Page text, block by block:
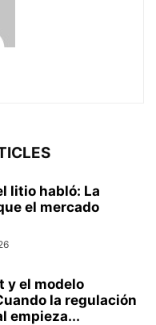
litio habló: La
el mercado
y el modelo
la regulación
empieza...